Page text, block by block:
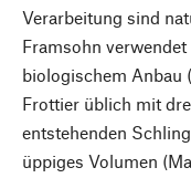
Verarbeitung sind
Framsohn
biologischem Anbau
Frottier üblich mit
entstehenden
üppiges Volumen